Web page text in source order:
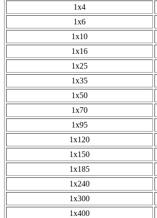
1х4
1х6
1х10
1х16
1х25
1х35
1х50
1х70
1х95
1х120
1х150
1х185
1х240
1х300
1х400